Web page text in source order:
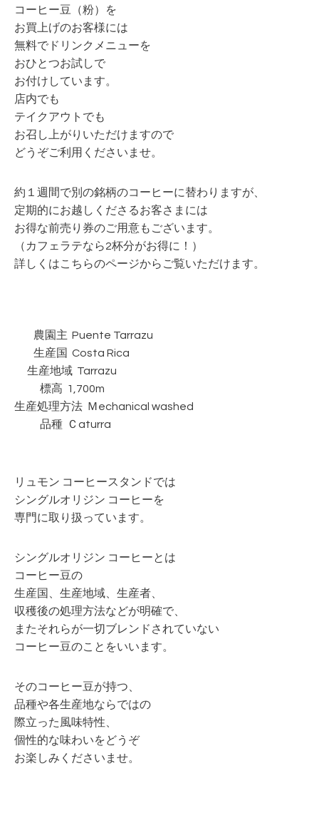
コーヒー豆（粉）を
お買上げのお客様には
無料でドリンクメニューを
おひとつお試しで
お付けしています。
店内でも
テイクアウトでも
お召し上がりいただけますので
どうぞご利用くださいませ。
約１週間で別の銘柄のコーヒーに替わりますが、
定期的にお越しくださるお客さまには
お得な前売り券のご用意もございます。
（カフェラテなら2杯分がお得に！）
詳しくはこちらのページからご覧いただけます。
農園主 Puente Tarrazu
生産国 Costa Rica
生産地域 Tarrazu
標高 1,700m
生産処理方法 Ｍechanical washed
品種 Ｃaturra
リュモン コーヒースタンドでは
シングルオリジン コーヒーを
専門に取り扱っています。
シングルオリジン コーヒーとは
コーヒー豆の
生産国、生産地域、生産者、
収穫後の処理方法などが明確で、
またそれらが一切ブレンドされていない
コーヒー豆のことをいいます。
そのコーヒー豆が持つ、
品種や各生産地ならではの
際立った風味特性、
個性的な味わいをどうぞ
お楽しみくださいませ。